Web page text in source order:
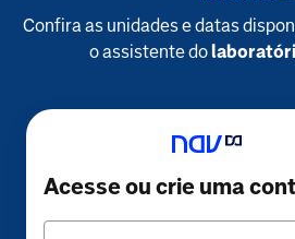
Confira as unidades e datas
o assistente do
Acesse ou crie uma